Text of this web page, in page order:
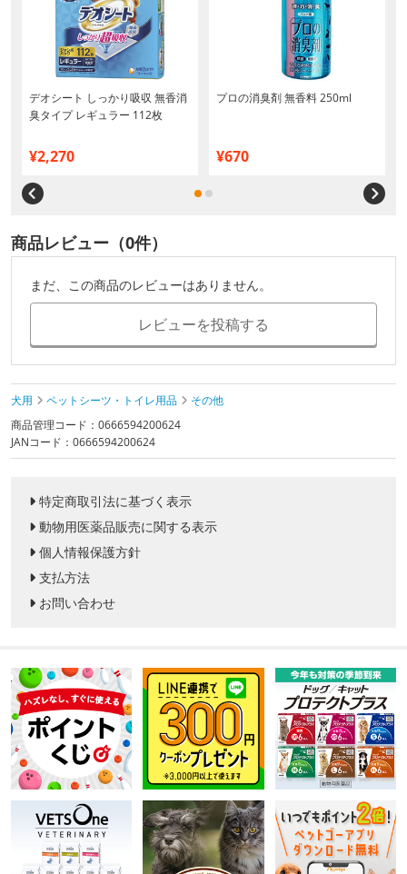
デオシート しっかり吸収 無香消
臭タイプ レギュラー 112枚
¥2,270
プロの消臭剤 無香料 250ml
¥670
商品レビュー（0件）
まだ、この商品のレビューはありません。
レビューを投稿する
犬用 ペットシーツ・トイレ用品
その他
商品管理コード：0666594200624
JANコード：0666594200624
特定商取引法に基づく表示
動物用医薬品販売に関する表示
個人情報保護方針
支払方法
お問い合わせ